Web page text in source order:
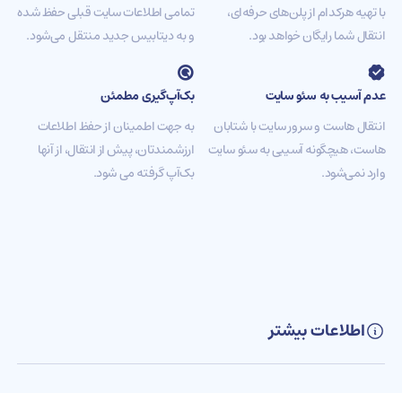
با تهیه هرکدام از پلن‌های حرفه‌ای،
انتقال شما رایگان خواهد بود.
تمامی اطلاعات سایت قبلی حفظ شده
و به دیتابیس جدید منتقل می‌شود.
عدم آسیب به سئو سایت
انتقال هاست و سرور سایت با شتابان
هاست، هیچگونه آسیبی به سئو سایت
وارد نمی‌شود.
بک‌آپ‌گیری مطمئن
به جهت اطمینان از حفظ اطلاعات
ارزشمندتان، پیش از انتقال، از آنها
بک‌آپ گرفته می شود.
اطلاعات بیشتر